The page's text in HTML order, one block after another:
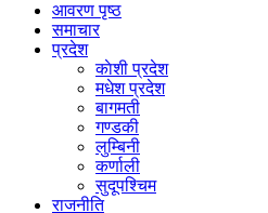
आवरण पृष्‍ठ
समाचार
प्रदेश
काेशी प्रदेश
मधेश प्रदेश
बागमती
गण्डकी
लुम्बिनी
कर्णाली
सुदूपश्‍चिम
राजनीति